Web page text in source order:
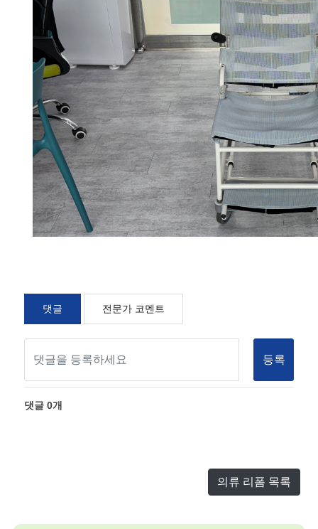
댓글 전문가 코멘트
등록
댓글0개
의류 리폼 목록